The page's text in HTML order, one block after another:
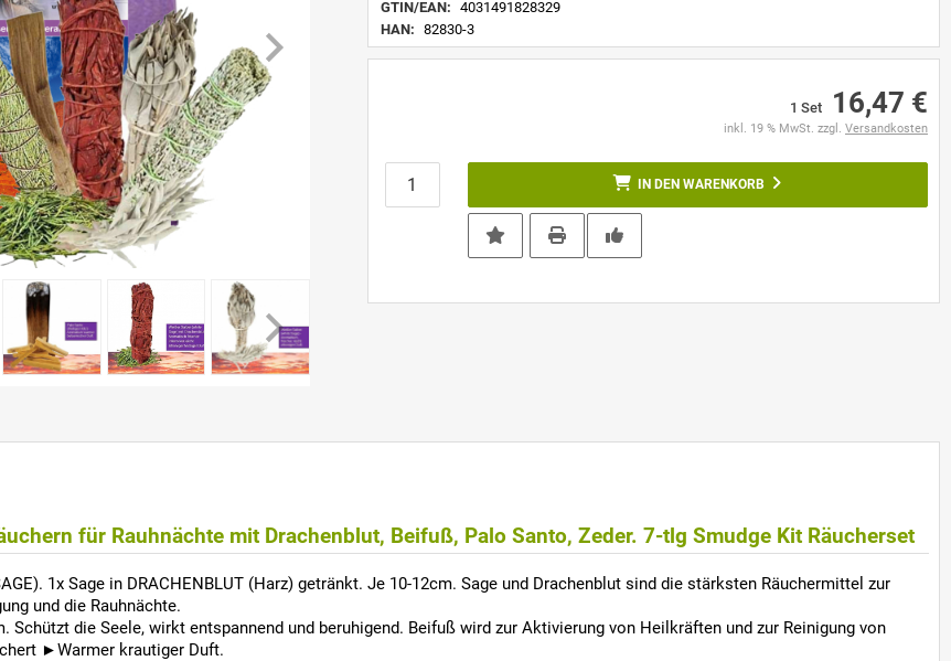
GTIN/EAN: 4031491828329
HAN: 82830-3
1 Set 16,47 €
inkl. 19 % MwSt. zzgl. Versandkosten
IN DEN WARENKORB
für Rauhnächte mit Drachenblut, Beifuß, Palo Santo, Zeder. 7-tlg Smudge Kit Räucherset
1x Sage in DRACHENBLUT (Harz) getränkt. Je 10-12cm. Sage und Drachenblut sind die stärksten Räuchermittel zur
und die Rauhnächte.
Schützt die Seele, wirkt entspannend und beruhigend. Beifuß wird zur Aktivierung von Heilkräften und zur Reinigung von
►Warmer krautiger Duft.